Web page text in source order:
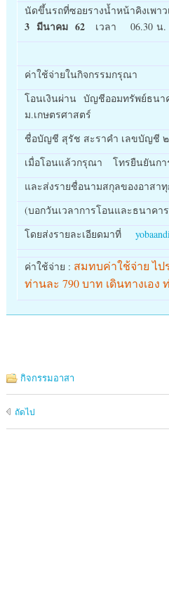
นัดขึ้นรถที่ซอยรางน้ำหน้าคิงเ
3 มีนาคม 62เวลา 06.30 น. -
ค่าใช้จ่ายในกิจกรรมกรุณา
โอนเงินผ่าน บัญชีออมทรัพย์ธนา
ม.เกษตรศาสตร์
ชื่อบัญชี สุรัช สะราคำ เลขบัญชี
เมื่อโอนแล้วกรุณา โทรยืนยันการ
และส่งรายชื่อนามสกุลของอาสา
(บอกวันเวลาการโอนและธนาคา
โดยส่งรายละเอียดมาที่
ค่าใช้จ่าย : สมทบค่าใช้จ่าย ไ
ท่านละ 790 บาท เดินทางเอง
กิจกรรมอาสา
ถัดไป